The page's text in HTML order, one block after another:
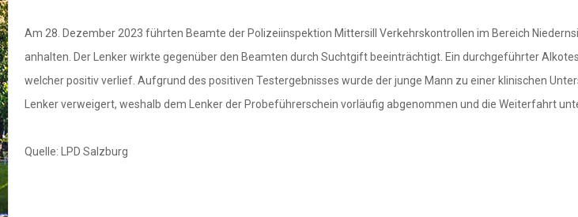
Am 28. Dezember 2023 führten Beamte der Polizeiinspektion Mittersill Verkehrskontrollen im Bereich
anhalten. Der Lenker wirkte gegenüber den Beamten durch Suchtgift beeinträchtigt. Ein durchgeführter
welcher positiv verlief. Aufgrund des positiven Testergebnisses wurde der junge Mann zu einer klinischen
Lenker verweigert, weshalb dem Lenker der Probeführerschein vorläufig abgenommen und die Weiterfahrt
Quelle: LPD Salzburg